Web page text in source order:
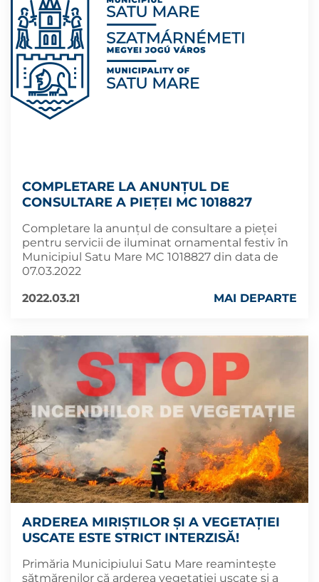
COMPLETARE LA ANUNȚUL DE
CONSULTARE A PIEȚEI MC 1018827
Completare la anunțul de consultare a pieței
pentru servicii de iluminat ornamental festiv în
Municipiul Satu Mare MC 1018827 din data de
07.03.2022
2022.03.21
MAI DEPARTE
ARDEREA MIRIȘTILOR ȘI A VEGETAȚIEI
USCATE ESTE STRICT INTERZISĂ!
Primăria Municipiului Satu Mare reamintește
sătmărenilor că arderea vegetaţiei uscate şi a